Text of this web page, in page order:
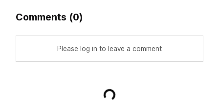
Comments (0)
Please log in to leave a comment